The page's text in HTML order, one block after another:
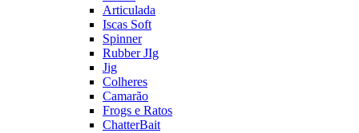
Articulada
Iscas Soft
Spinner
Rubber JIg
Jig
Colheres
Camarão
Frogs e Ratos
ChatterBait